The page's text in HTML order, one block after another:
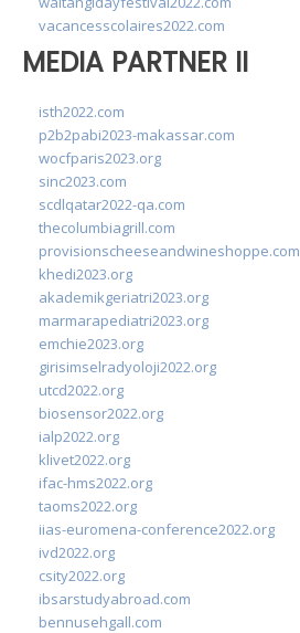
vacancesscolaires2022.com
MEDIA PARTNER II
isth2022.com
p2b2pabi2023-makassar.com
wocfparis2023.org
sinc2023.com
scdlqatar2022-qa.com
thecolumbiagrill.com
provisionscheeseandwineshoppe.com
khedi2023.org
akademikgeriatri2023.org
marmarapediatri2023.org
emchie2023.org
girisimselradyoloji2022.org
utcd2022.org
biosensor2022.org
ialp2022.org
klivet2022.org
ifac-hms2022.org
taoms2022.org
iias-euromena-conference2022.org
ivd2022.org
csity2022.org
ibsarstudyabroad.com
bennusehgall.com